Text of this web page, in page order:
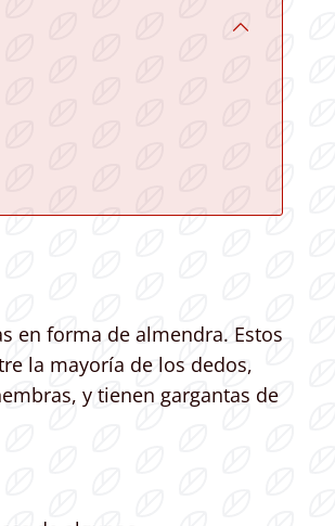
en forma de almendra. Estos
la mayoría de los dedos,
y tienen gargantas de